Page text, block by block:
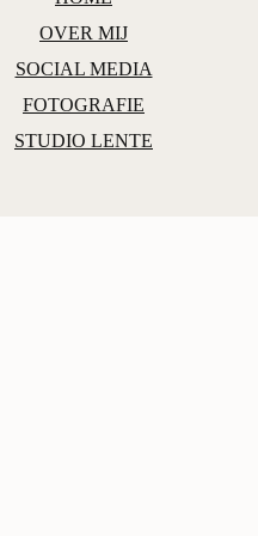
OVER MIJ
SOCIAL MEDIA
FOTOGRAFIE
STUDIO LENTE